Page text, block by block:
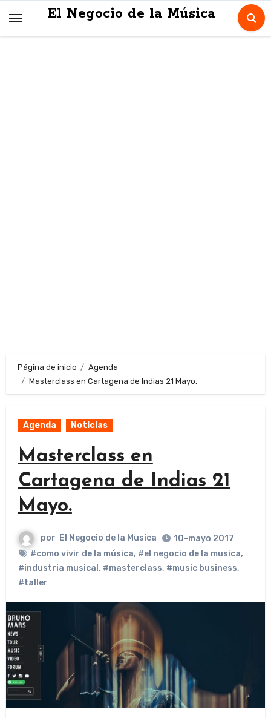
El Negocio de la Música
Página de inicio
Agenda
Masterclass en Cartagena de Indias 21 Mayo.
Agenda Noticias
Masterclass en
Cartagena de Indias 21
Mayo.
por El Negocio de la Musica
10-mayo 2017
#como vivir de la música, #el negocio de la musica,
#industria musical , #masterclass, #music business,
#taller